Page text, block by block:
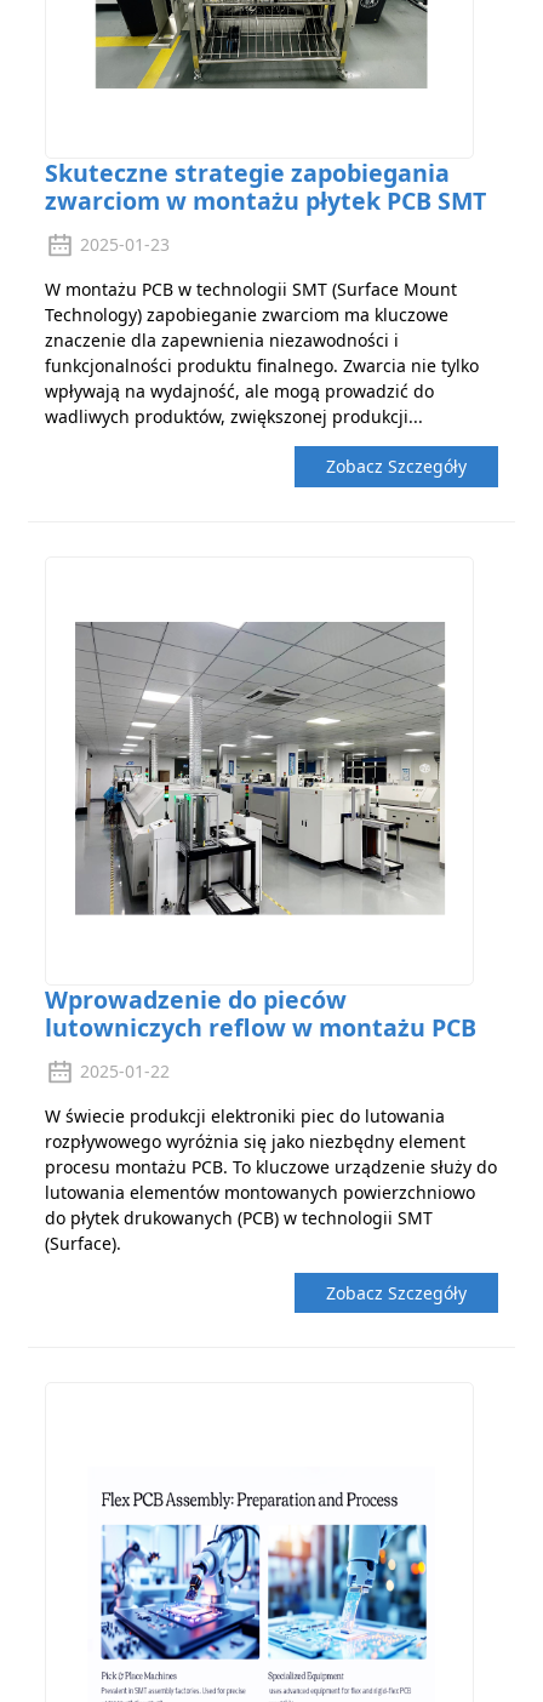
Skuteczne strategie zapobiegania
zwarciom w montażu płytek PCB SMT
2025-01-23
W montażu PCB w technologii SMT (Surface Mount
Technology) zapobieganie zwarciom ma kluczowe
znaczenie dla zapewnienia niezawodności i
funkcjonalności produktu finalnego. Zwarcia nie tylko
wpływają na wydajność, ale mogą prowadzić do
wadliwych produktów, zwiększonej produkcji...
Zobacz Szczegóły
Wprowadzenie do pieców
lutowniczych reflow w montażu PCB
2025-01-22
W świecie produkcji elektroniki piec do lutowania
rozpływowego wyróżnia się jako niezbędny element
procesu montażu PCB. To kluczowe urządzenie służy do
lutowania elementów montowanych powierzchniowo
do płytek drukowanych (PCB) w technologii SMT
(Surface).
Zobacz Szczegóły